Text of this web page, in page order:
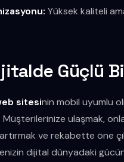
Yüksek kaliteli
Güçlü
sitesinin mobil uyumlu
Müşterilerinize ulaşmak,
ve rekabette öne
dijital dünyadaki